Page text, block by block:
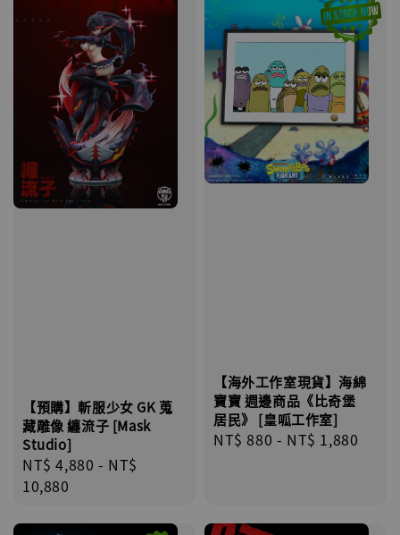
【預購】斬服少女 GK 蒐
藏雕像 纏流子 [Mask
Studio]
Regular
price
NT$ 4,880 - NT$
10,880
【海外工作室現貨】海綿
寶寶 週邊商品《比奇堡
居民》 [皇呱工作室]
Regular
NT$ 880 - NT$ 1,880